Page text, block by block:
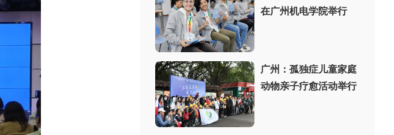
在广州机电学院举行
广州：孤独症儿童家庭
动物亲子疗愈活动举行